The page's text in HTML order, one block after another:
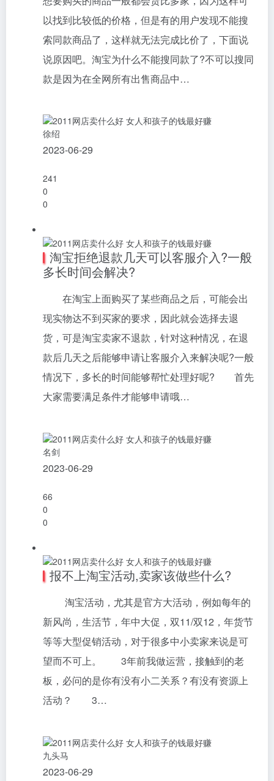
以找到比较低的价格，但是有的用户发现不能搜
索同款商品了，这样就无法完成比价了，下面说
说原因吧。淘宝为什么不能搜同款了?不可以搜同
款是因为在全网所有出售商品中…
徐绍
2023-06-29
241
0
0
淘宝拒绝退款几天可以客服介入?一般
多长时间会解决?
在淘宝上面购买了某些商品之后，可能会出
现实物达不到买家的要求，因此就会选择去退
货，可是淘宝卖家不退款，针对这种情况，在退
款后几天之后能够申请让客服介入来解决呢?一般
情况下，多长的时间能够帮忙处理好呢? 首先
大家需要满足条件才能够申请哦…
名剑
2023-06-29
66
0
0
报不上淘宝活动,卖家该做些什么?
淘宝活动，尤其是官方大活动，例如每年的
新风尚，生活节，年中大促，双11/双12，年货节
等等大型促销活动，对于很多中小卖家来说是可
望而不可上。 3年前我做运营，接触到的老
板，必问的是你有没有小二关系？有没有资源上
活动？ 3…
九头马
2023-06-29